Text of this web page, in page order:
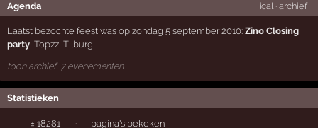
Agenda ical· archief
Laatst bezochte feest was op zondag 5 september 2010:Zino Closing
party ,Topzz ,Tilburg
toon archief, 7 evenementen
Statistieken
± 18281 · pagina's bekeken